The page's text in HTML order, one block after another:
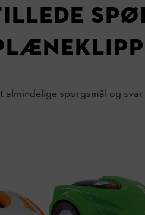
almindelige spørgsmål og